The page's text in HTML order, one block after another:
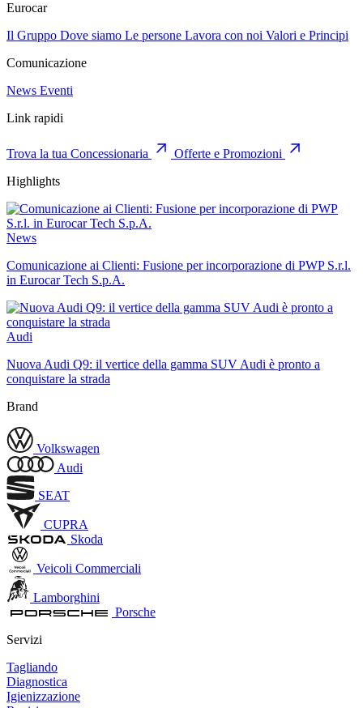
Eurocar
Il Gruppo Dove siamo Le persone Lavora con noi Valori e Principi
Comunicazione
News Eventi
Link rapidi
Trova la tua Concessionaria
Offerte e Promozioni
Highlights
News
Comunicazione ai Clienti: Fusione per incorporazione di PWP S.r.l.
in Eurocar Tech S.p.A.
Audi
Nuova Audi Q9: il vertice della gamma SUV Audi è pronto a
conquistare la strada
Brand
Volkswagen
Audi
SEAT
CUPRA
Skoda
Veicoli Commerciali
Lamborghini
Porsche
Servizi
Tagliando
Diagnostica
Igienizzazione